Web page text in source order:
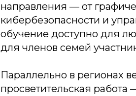
направления — от
кибербезопасности и
обучение доступно для
для членов семей
Параллельно в регионах
просветительская